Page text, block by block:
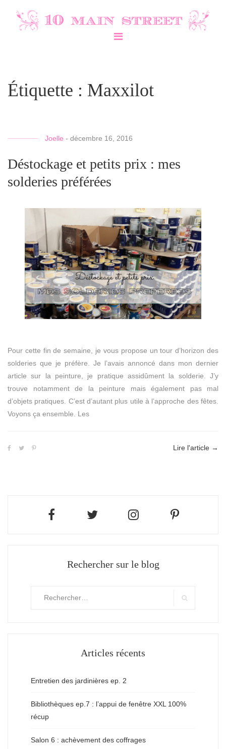
Étiquette : Maxxilot
Joelle - décembre 16, 2016
Déstockage et petits prix : mes
solderies préférées
Pour cette fin de semaine, je vous propose un tour d’horizon des
solderies que je préfère. Je l’avais annoncé dans mon dernier
article sur la peinture, je pratique assidûment la solderie. J’y
trouve notamment de la peinture mais également pas mal
d’objets pratiques. C’est d’autant plus utile à l’approche des fêtes.
Voyons ça ensemble. Les
Lire l'article →
Rechercher sur le blog
Articles récents
Entretien des jardinières ep. 2
Bibliothèques ep.7 : l’appui de fenêtre XXL 100%
récup
Salon 6 : achèvement des coffrages